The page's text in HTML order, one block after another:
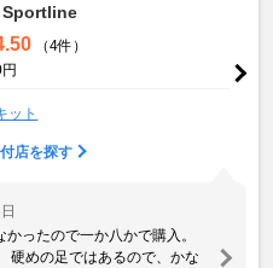
Sportline
（4件）
ット
店を探す
ったので一か八かで購入。
硬めの足ではあるので、かな